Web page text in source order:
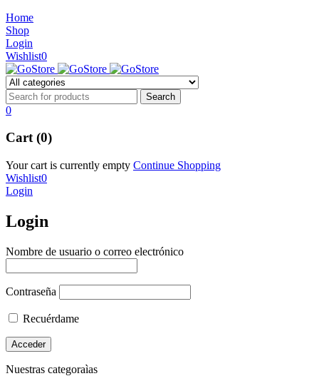
Home
Shop
Login
Wishlist0
0
Cart (0)
Your cart is currently empty Continue Shopping
Wishlist0
Login
Login
Nombre de usuario o correo electrónico
Contraseña
Recuérdame
Nuestras categoraìas